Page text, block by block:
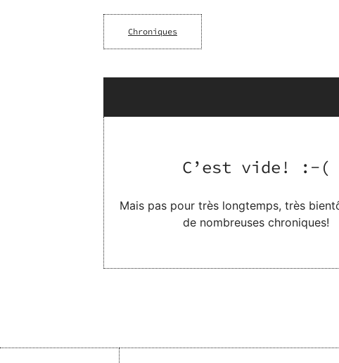
vérités enfouies qui lient leurs histoires personnelles à
révélations troublantes, Et si l’eau
la quête d’authenticité.
Chroniques
C’est vide! :-(
Mais pas pour très longtemps, très
de nombreuses chroniques!